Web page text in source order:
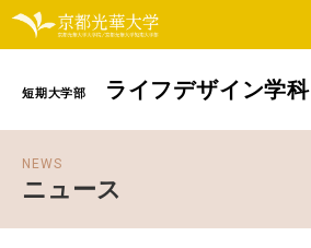
短期大学部 ライフデザイン学科
NEWS
ニュース